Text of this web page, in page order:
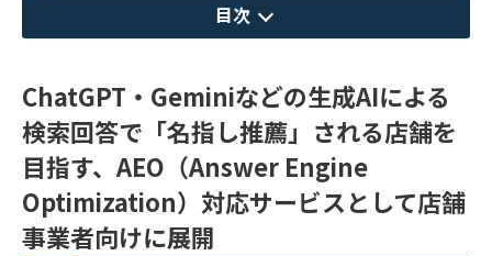
目次
ChatGPT・Geminiなどの生成AIによる
検索回答で「名指し推薦」される店舗を
目指す、AEO（Answer Engine
Optimization）対応サービスとして店舗
事業者向けに展開